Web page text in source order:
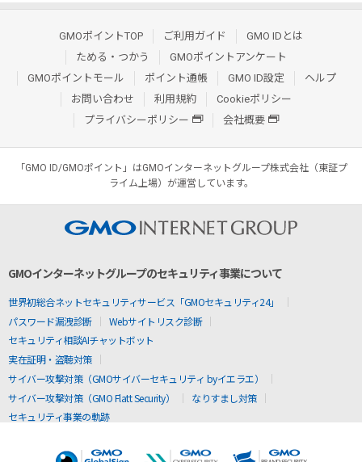
GMOポイントTOP ご利用ガイド
GMO IDとは
ためる・つかう
GMOポイントアンケート
GMOポイントモール
ポイント通帳 GMO ID設定
ヘルプ
お問い合わせ
利用規約
Cookieポリシー
プライバシーポリシー
会社概要
「GMO ID/GMOポイント」はGMOインターネットグループ株式会社（東証プ
ライム上場）が運営しています。
GMOインターネットグループのセキュリティ事業について
世界初総合ネットセキュリティサービス「GMOセキュリティ24」
パスワード漏洩診断
Webサイトリスク診断
セキュリティ相談AIチャットボット
実在証明・盗聴対策
サイバー攻撃対策（GMOサイバーセキュリティ byイエラエ）
サイバー攻撃対策（GMO Flatt Security）
なりすまし対策
セキュリティ事業の軌跡